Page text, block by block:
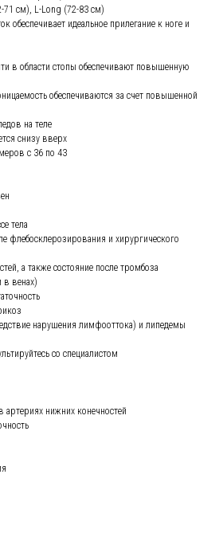
71 cм), L-Long (72-83 см)
обеспечивает идеальное прилегание к ноге и
в области стопы обеспечивают повышенную
обеспечиваются за счет повышенной
на теле
снизу вверх
с 36 по 43
тела
флебосклерозирования и хирургического
а также состояние после тромбоза
в венах)
нарушения лимфооттока) и липедемы
со специалистом
нижних конечностей